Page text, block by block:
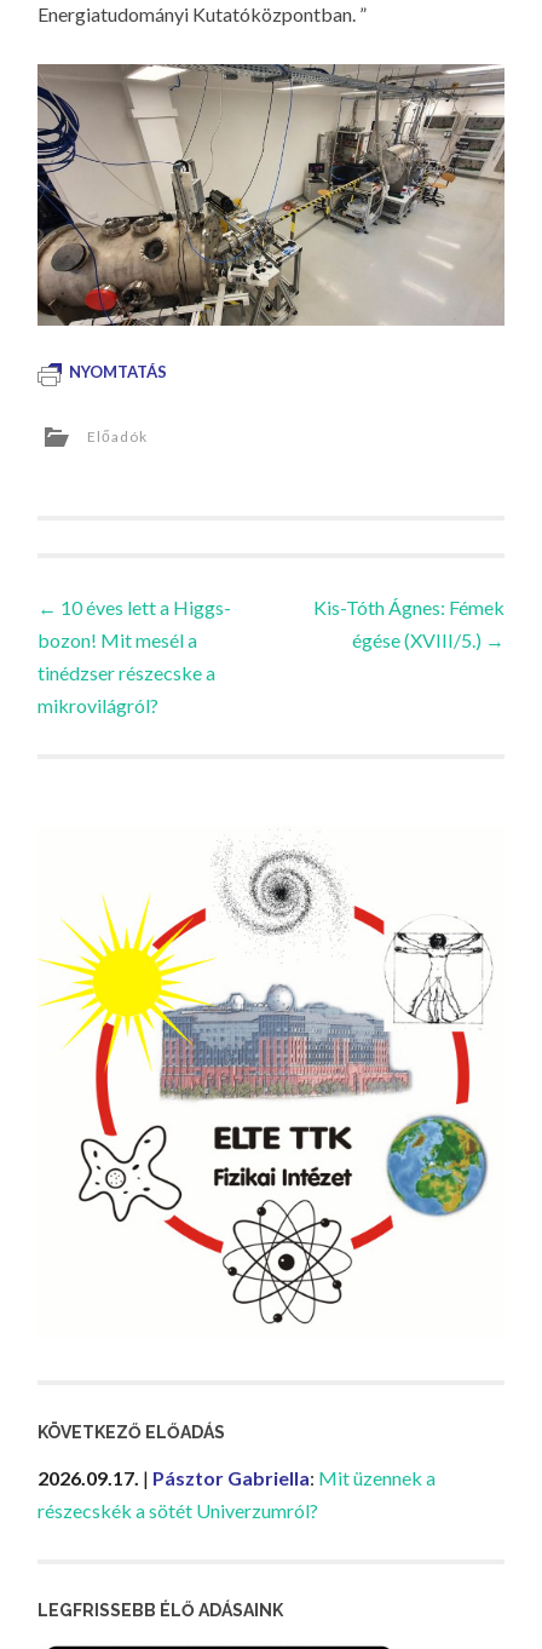
Energiatudományi Kutatóközpontban. ”
NYOMTATÁS
Előadók
Bejegyzések
navigációja
← 10 éves lett a Higgs-
bozon! Mit mesél a
tinédzser részecske a
mikrovilágról?
Kis-Tóth Ágnes: Fémek
égése (XVIII/5.) →
KÖVETKEZŐ ELŐADÁS
2026.09.17. | Pásztor Gabriella: Mit üzennek a
részecskék a sötét Univerzumról?
LEGFRISSEBB ÉLŐ ADÁSAINK